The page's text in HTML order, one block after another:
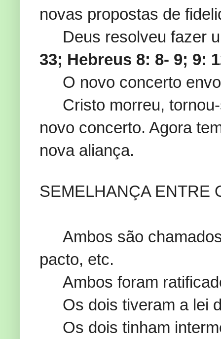
novas propostas de
Deus resolveu fazer
33; Hebreus 8: 8- 9; 9:
O novo concerto
Cristo morreu,
novo concerto. Agora
nova aliança.
SEMELHANÇA ENTRE
Ambos são
pacto, etc.
Ambos foram
Os dois tiveram a lei
Os dois tinham